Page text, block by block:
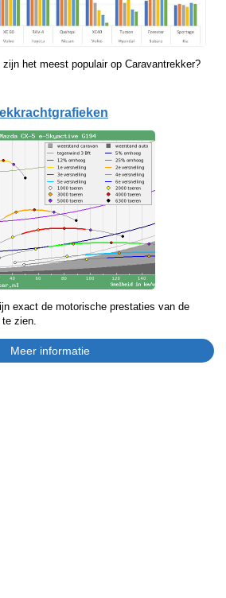
het meest populair op Caravantrekker?
exact de motorische prestaties van de
zien.